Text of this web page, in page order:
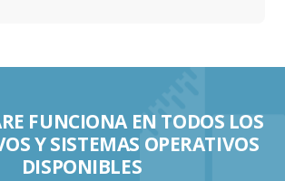
FUNCIONA EN TODOS LOS
Y SISTEMAS OPERATIVOS
DISPONIBLES